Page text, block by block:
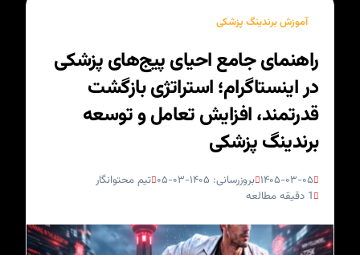
آموزش برندینگ پزشکی
راهنمای جامع احیای پیج‌های پزشکی
در اینستاگرام؛ استراتژی بازگشت
قدرتمند، افزایش تعامل و توسعه
برندینگ پزشکی
۱۴۰۵-۰۳-۰۵ بروزرسانی: ۱۴۰۵-۰۳-۰۵
تیم محتوانگار
1 دقیقه مطالعه